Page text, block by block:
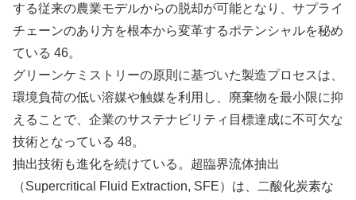
する従来の農業モデルからの脱却が可能となり、サプライ
チェーンのあり方を根本から変革するポテンシャルを秘め
ている 46。
グリーンケミストリーの原則に基づいた製造プロセスは、
環境負荷の低い溶媒や触媒を利用し、廃棄物を最小限に抑
えることで、企業のサステナビリティ目標達成に不可欠な
技術となっている 48。
抽出技術も進化を続けている。超臨界流体抽出
（Supercritical Fluid Extraction, SFE）は、二酸化炭素な